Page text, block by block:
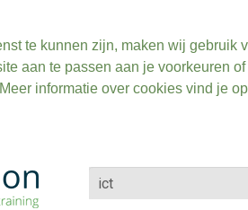
te kunnen zijn, maken wij
aan te passen aan je voorkeuren
informatie over cookies vind je